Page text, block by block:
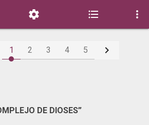
  
1 2 3 4 5 
DE DIOSES”